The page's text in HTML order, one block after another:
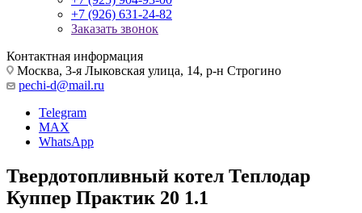
+7 (926) 631-24-82
Заказать звонок
Контактная информация
Москва, 3-я Лыковская улица, 14, р-н Строгино
pechi-d@mail.ru
Telegram
MAX
WhatsApp
Твердотопливный котел Теплодар
Куппер Практик 20 1.1